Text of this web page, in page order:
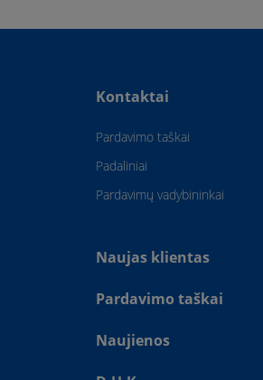
Kontaktai
Pardavimo taškai
Padaliniai
Pardavimų vadybininkai
Naujas klientas
Pardavimo taškai
Naujienos